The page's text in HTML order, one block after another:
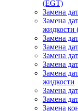
(EGT)
Замена
Замена
Замена
Замена
Замена
Замена
Замена
жидкости
Замена
Замена
Замена